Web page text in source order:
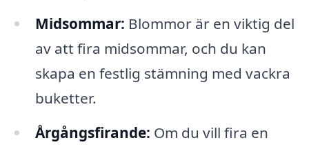
Midsommar: Blommor är en viktig del
av att fira midsommar, och du kan
skapa en festlig stämning med vackra
buketter.
Årgångsfirande: Om du vill fira en